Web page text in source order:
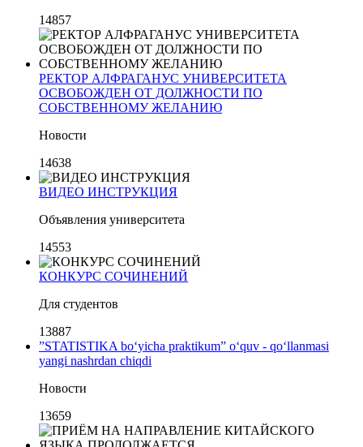
14857
РЕКТОР АЛФРАГАНУС УНИВЕРСИТЕТА
ОСВОБОЖДЕН ОТ ДОЛЖНОСТИ ПО
СОБСТВЕННОМУ ЖЕЛАНИЮ
Новости
14638
ВИДЕО ИНСТРУКЦИЯ
Объявления университета
14553
КОНКУРС СОЧИНЕНИЙ
Для студентов
13887
”STATISTIKA bo‘yicha praktikum” o‘quv - qo‘llanmasi
yangi nashrdan chiqdi
Новости
13659